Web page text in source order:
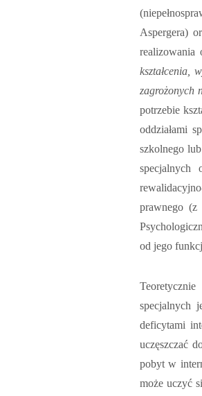
Aspergera)
realizowania
kształcenia,
zagrożonych
potrzebie
oddziałami
szkolnego
specjalnych
prawnego (z
od jego
specjalnych
deficytami
uczęszczać
pobyt w
może uczyć